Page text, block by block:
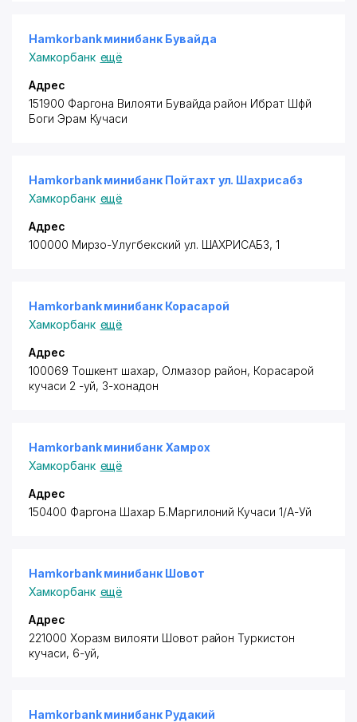
Hamkorbank минибанк Бувайда
Хамкорбанк ещё
Адрес
151900 Фаргона Вилояти Бувайда район Ибрат Шфй
Боги Эрам Кучаси
Hamkorbank минибанк Пойтахт ул. Шахрисабз
Хамкорбанк ещё
Адрес
100000 Мирзо-Улугбекский ул. ШАХРИСАБЗ, 1
Hamkorbank минибанк Корасарой
Хамкорбанк ещё
Адрес
100069 Тошкент шахар, Олмазор район, Корасарой
кучаси 2 -уй, 3-хонадон
Hamkorbank минибанк Хамрох
Хамкорбанк ещё
Адрес
150400 Фаргона Шахар Б.Маргилоний Кучаси 1/А-Уй
Hamkorbank минибанк Шовот
Хамкорбанк ещё
Адрес
221000 Хоразм вилояти Шовот район Туркистон
кучаси, 6-уй,
Hamkorbank минибанк Рудакий